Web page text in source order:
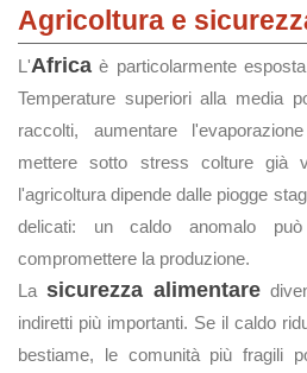
Agricoltura e
L'Africa è particolarmente
Temperature superiori alla media
raccolti, aumentare
mettere sotto stress colture già
l'agricoltura dipende dalle piogge
delicati: un caldo anomalo
compromettere la produzione.
La sicurezza alimentare
indiretti più importanti. Se il caldo
bestiame, le comunità più fragili